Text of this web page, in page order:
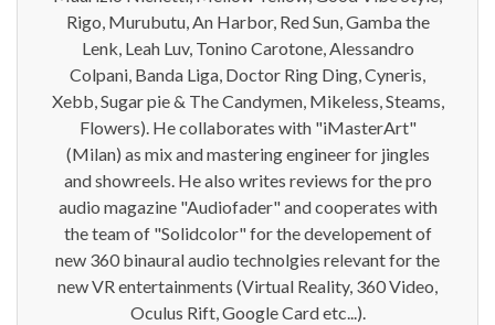
Rigo, Murubutu, An Harbor, Red Sun, Gamba the
Lenk, Leah Luv, Tonino Carotone, Alessandro
Colpani, Banda Liga, Doctor Ring Ding, Cyneris,
Xebb, Sugar pie & The Candymen, Mikeless, Steams,
Flowers). He collaborates with "iMasterArt"
(Milan) as mix and mastering engineer for jingles
and showreels. He also writes reviews for the pro
audio magazine "Audiofader" and cooperates with
the team of "Solidcolor" for the developement of
new 360 binaural audio technolgies relevant for the
new VR entertainments (Virtual Reality, 360 Video,
Oculus Rift, Google Card etc...).